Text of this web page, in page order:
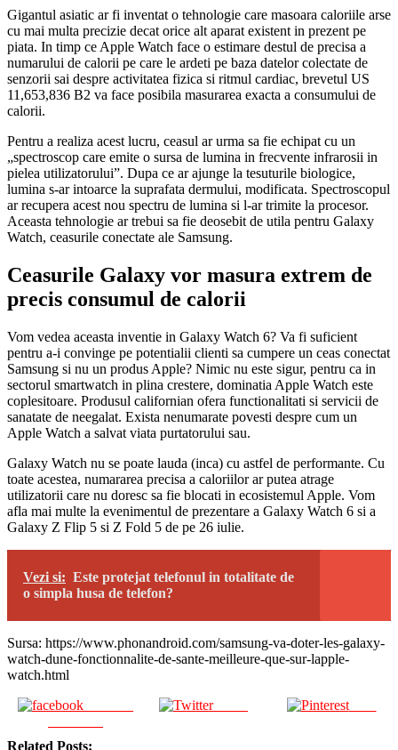
Gigantul asiatic ar fi inventat o tehnologie care masoara caloriile arse
cu mai multa precizie decat orice alt aparat existent in prezent pe
piata. In timp ce Apple Watch face o estimare destul de precisa a
numarului de calorii pe care le ardeti pe baza datelor colectate de
senzorii sai despre activitatea fizica si ritmul cardiac, brevetul US
11,653,836 B2 va face posibila masurarea exacta a consumului de
calorii.
Pentru a realiza acest lucru, ceasul ar urma sa fie echipat cu un
„spectroscop care emite o sursa de lumina in frecvente infrarosii in
pielea utilizatorului”. Dupa ce ar ajunge la tesuturile biologice,
lumina s-ar intoarce la suprafata dermului, modificata. Spectroscopul
ar recupera acest nou spectru de lumina si l-ar trimite la procesor.
Aceasta tehnologie ar trebui sa fie deosebit de utila pentru Galaxy
Watch, ceasurile conectate ale Samsung.
Ceasurile Galaxy vor masura extrem de
precis consumul de calorii
Vom vedea aceasta inventie in Galaxy Watch 6? Va fi suficient
pentru a-i convinge pe potentialii clienti sa cumpere un ceas conectat
Samsung si nu un produs Apple? Nimic nu este sigur, pentru ca in
sectorul smartwatch in plina crestere, dominatia Apple Watch este
coplesitoare. Produsul californian ofera functionalitati si servicii de
sanatate de neegalat. Exista nenumarate povesti despre cum un
Apple Watch a salvat viata purtatorului sau.
Galaxy Watch nu se poate lauda (inca) cu astfel de performante. Cu
toate acestea, numararea precisa a caloriilor ar putea atrage
utilizatorii care nu doresc sa fie blocati in ecosistemul Apple. Vom
afla mai multe la evenimentul de prezentare a Galaxy Watch 6 si a
Galaxy Z Flip 5 si Z Fold 5 de pe 26 iulie.
Vezi si: Este protejat telefonul in totalitate de
o simpla husa de telefon?
Sursa: https://www.phonandroid.com/samsung-va-doter-les-galaxy-
watch-dune-fonctionnalite-de-sante-meilleure-que-sur-lapple-
watch.html
Tweet Save
Related Posts: